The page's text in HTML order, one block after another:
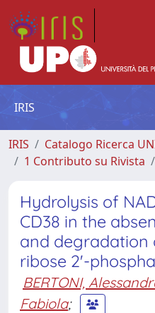
IRIS
IRIS
Catalogo Ricerca
1 Contributo su Rivista
Hydrolysis of
CD38 in the
and degradation
ribose 2'-
BERTONI,
Fabiola;